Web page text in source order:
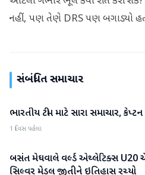
નહીં, પણ તેણે DRS પણ બગાડ્યો
સંબંધિત સમાચાર
રમતગમત
ભારતીય ટીમ માટે સારા સમાચાર,
1 દિવસ પહેલા
રમતગમત
બસંત મેઘવાલે વર્લ્ડ એથ્લેટિક્સ U20
સિલ્વર મેડલ જીતીને ઇતિહાસ રચ્યો